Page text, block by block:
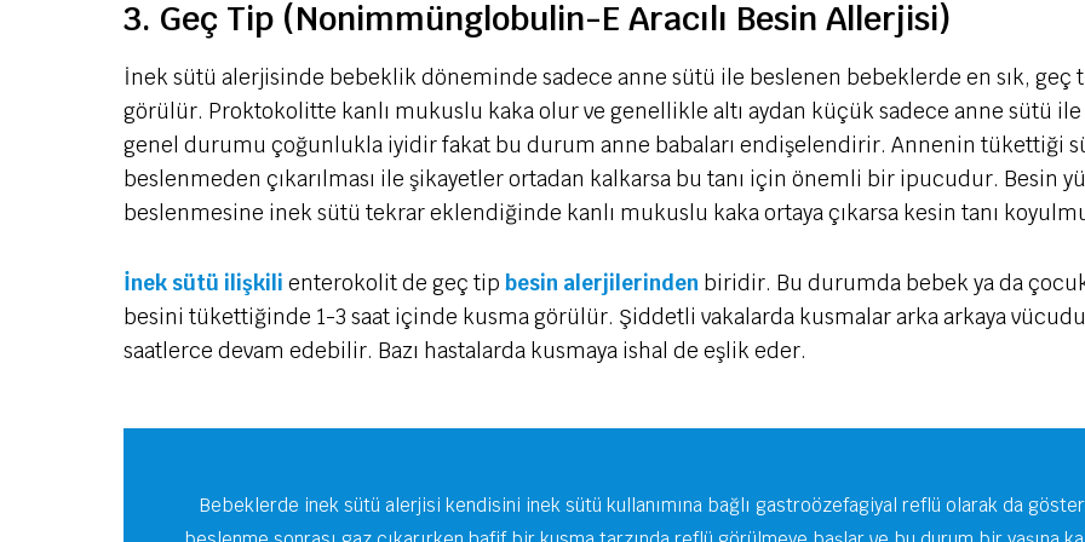
3. Geç Tip (Nonimmünglobulin-E Aracılı Besin Allerjisi)
İnek sütü alerjisinde bebeklik döneminde sadece anne sütü ile beslenen bebeklerde en sık,
görülür. Proktokolitte kanlı mukuslu kaka olur ve genellikle altı aydan küçük sadece anne sütü
genel durumu çoğunlukla iyidir fakat bu durum anne babaları endişelendirir. Annenin tükettiği
beslenmeden çıkarılması ile şikayetler ortadan kalkarsa bu tanı için önemli bir ipucudur. Besin
beslenmesine inek sütü tekrar eklendiğinde kanlı mukuslu kaka ortaya çıkarsa kesin tanı
İnek sütü ilişkili enterokolit de geç tip besin alerjilerinden biridir. Bu durumda bebek ya da
besini tükettiğinde 1-3 saat içinde kusma görülür. Şiddetli vakalarda kusmalar arka arkaya
saatlerce devam edebilir. Bazı hastalarda kusmaya ishal de eşlik eder.
Bebeklerde inek sütü alerjisi kendisini inek sütü kullanımına bağlı gastroözefagiyal reflü olarak da